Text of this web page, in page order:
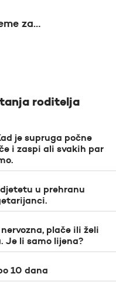
za…
roditelja
je supruga počne
i zaspi ali svakih par
u prehranu
plače ili želi
Je li samo lijena?
10 dana